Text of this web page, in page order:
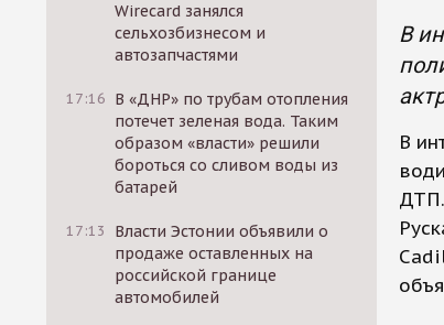
Wirecard занялся
сельхозбизнесом и
автозапчастями
17:16 В «ДНР» по трубам отопления
потечет зеленая вода. Таким
образом «власти» решили
бороться со сливом воды из
батарей
17:13
Власти Эстонии объявили о
продаже оставленных на
российской границе
автомобилей
В
В
ДТП.